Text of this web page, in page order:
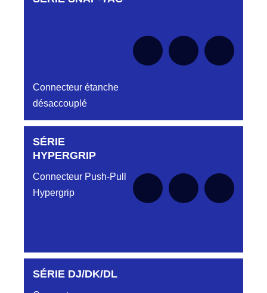
Connecteur étanche
désaccouplé
Aucune pièce disponible pour cette série pour
SÉRIE
HYPERGRIP
Connecteur Push-Pull
Hypergrip
Aucune pièce disponible pour cette série pour
SÉRIE DJ/DK/DL